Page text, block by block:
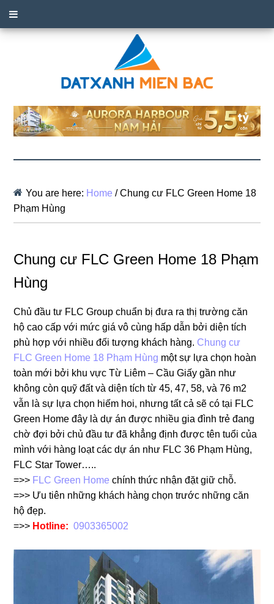
You are here: Home /Chung cư FLC Green Home 18
Phạm Hùng
Chung cư FLC Green Home 18 Phạm
Hùng
Chủ đầu tư FLC Group chuẩn bị đưa ra thị trường căn
hộ cao cấp với mức giá vô cùng hấp dẫn bởi diện tích
phù hợp với nhiều đối tượng khách hàng. Chung cư
FLC Green Home 18 Phạm Hùng một sự lựa chọn hoàn
toàn mới bởi khu vực Từ Liêm – Cầu Giấy gần như
không còn quỹ đất và diện tích từ 45, 47, 58, và 76 m2
vẫn là sự lựa chọn hiếm hoi, nhưng tất cả sẽ có tại FLC
Green Home đây là dự án được nhiều gia đình trẻ đang
chờ đợi bởi chủ đầu tư đã khẳng định được tên tuổi của
mình với hàng loạt các dự án như FLC 36 Phạm Hùng,
FLC Star Tower…..
=>> FLC Green Home chính thức nhận đặt giữ chỗ.
=>> Ưu tiên những khách hàng chọn trước những căn
hộ đẹp.
=>> Hotline:0903365002